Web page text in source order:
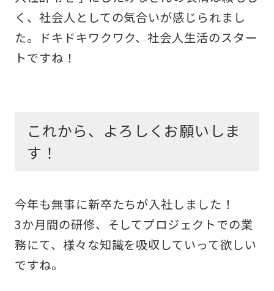
く、社会人としての気合いが感じられまし
た。ドキドキワクワク、社会人生活のスター
トですね！
これから、よろしくお願いしま
す！
今年も無事に新卒たちが入社しました！
3か月間の研修、そしてプロジェクトでの業
務にて、様々な知識を吸収していって欲しい
ですね。